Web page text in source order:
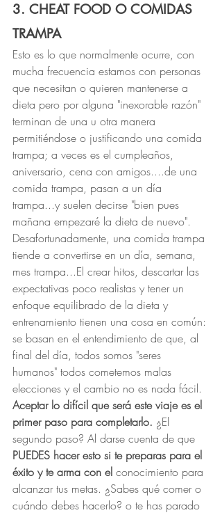
3. CHEAT FOOD O COMIDAS
TRAMPA
Esto es lo que normalmente ocurre, con
mucha frecuencia estamos con personas
que necesitan o quieren mantenerse a
dieta pero por alguna "inexorable razón"
terminan de una u otra manera
permitiéndose o justificando una comida
trampa; a veces es el cumpleaños,
aniversario, cena con amigos....de una
comida trampa, pasan a un día
trampa...y suelen decirse "bien pues
mañana empezaré la dieta de nuevo".
Desafortunadamente, una comida trampa
tiende a convertirse en un día, semana,
mes trampa...El crear hitos, descartar las
expectativas poco realistas y tener un
enfoque equilibrado de la dieta y
entrenamiento tienen una cosa en común:
se basan en el entendimiento de que, al
final del día, todos somos "seres
humanos" todos cometemos malas
elecciones y el cambio no es nada fácil.
Aceptar lo difícil que será este viaje es el
primer paso para completarlo. ¿El
segundo paso? Al darse cuenta de que
PUEDES hacer esto si te preparas para el
éxito y te arma con el conocimiento para
alcanzar tus metas. ¿Sabes qué comer o
cuándo debes hacerlo? o te has parado